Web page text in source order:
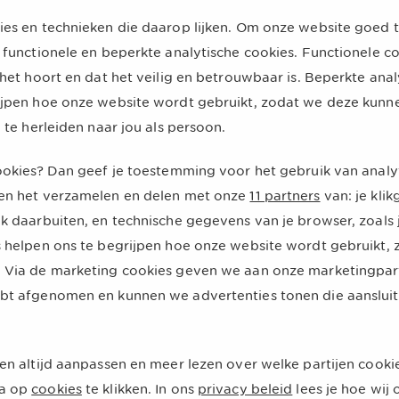
hebt. Het is in dat geval belangrijk dat de
indienen of het eigen risico gespreid betalen.
wijzigen voor mijn zorgverzekering?
eenvoudig in Mijn UnitedConsumerswijzigen. Voor het
Na jouw aanvraag ontvang je een bevestiging per e-
aan ons doorgeven. Nadat je jouw verhuizing bij de
niet automatisch van VGZ, daarom moet je deze zelf
en technieken die daarop lijken. Om onze website goed
en beperkte analytische cookies. Functionele
hoort en dat het veilig en betrouwbaar is. Beperkte
hoe onze website wordt gebruikt, zodat we deze
herleiden naar jou als persoon.
Dan geef je toestemming voor het gebruik van
het verzamelen en delen met onze 11 partners van: je
daarbuiten, en technische gegevens van je browser, zoals
helpen ons te begrijpen hoe onze website wordt gebruikt,
Via de marketing cookies geven we aan onze
afgenomen en kunnen we advertenties tonen die
altijd aanpassen en meer lezen over welke partijen
op cookies te klikken. In ons privacy beleid lees je hoe wij